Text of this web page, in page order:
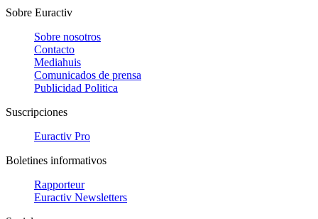
Sobre Euractiv
Sobre nosotros
Contacto
Mediahuis
Comunicados de prensa
Publicidad Politica
Suscripciones
Euractiv Pro
Boletines informativos
Rapporteur
Euractiv Newsletters